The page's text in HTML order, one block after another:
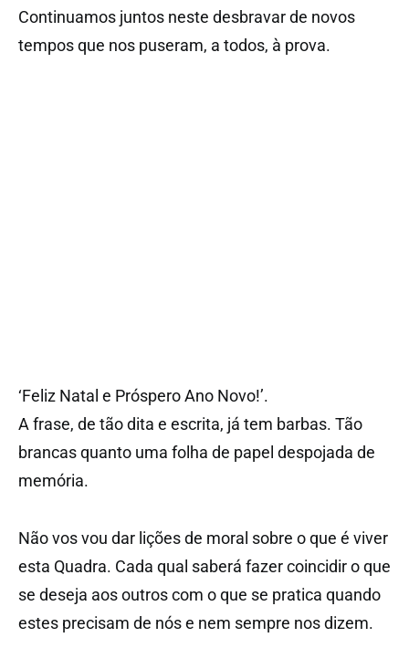
Continuamos juntos neste desbravar de novos
tempos que nos puseram, a todos, à prova.
‘Feliz Natal e Próspero Ano Novo!’.
A frase, de tão dita e escrita, já tem barbas. Tão
brancas quanto uma folha de papel despojada de
memória.
Não vos vou dar lições de moral sobre o que é viver
esta Quadra. Cada qual saberá fazer coincidir o que
se deseja aos outros com o que se pratica quando
estes precisam de nós e nem sempre nos dizem.